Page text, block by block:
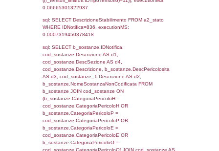
f_territori_limitrofi.Direzione,
f_territori_limitrofi.Denominazione,
rofi.DescAltro FROM f_territori_limitrofi
cod_territori_tipologia ON
(f_territori_limitrofi.IDTipologiaTerritorio =
cod_territori_tipologia.IDTipologiaTerritorio)
(f_territori_limitrofi.IDTipoTerritorio =
cod_territori_tipologia.IDTerritorioTP)
(((f_territori_limitrofi.IDNotifica)=836) AND
((f_territori_limitrofi.IDTipoTerritorio)=6)),